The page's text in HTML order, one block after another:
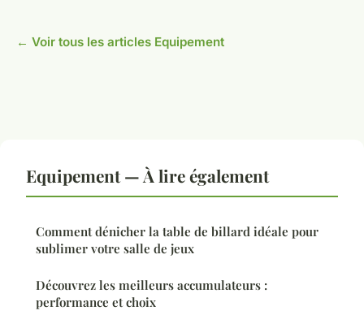
← Voir tous les articles Equipement
Equipement — À lire également
Comment dénicher la table de billard idéale pour
sublimer votre salle de jeux
Découvrez les meilleurs accumulateurs :
performance et choix